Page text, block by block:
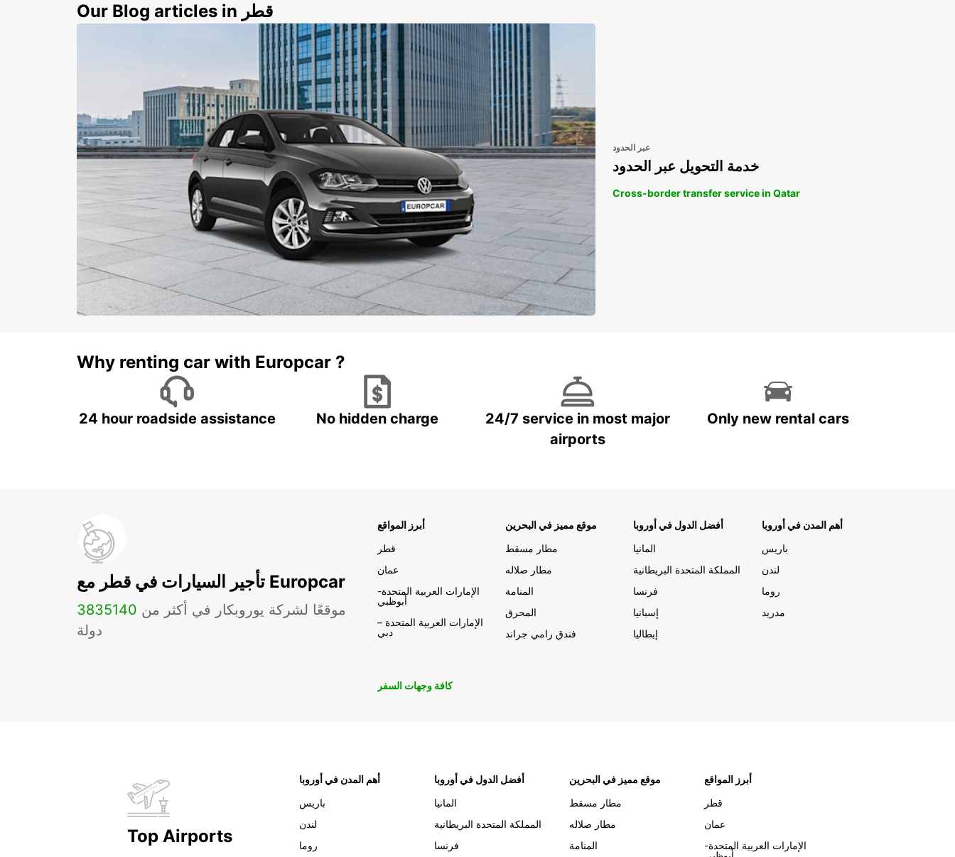
Our Blog articles in قطر
عبر الحدود
خدمة التحويل عبر الحدود
Cross-border transfer service in Qatar
Why renting car with Europcar ?
24 hour roadside assistance No hidden charge
24/7 service in most major
airports
Only new rental cars
تأجير السيارات في قطر مع Europcar
3835 موقعًا لشركة يوروبكار في أكثر من 140
دولة
أبرز المواقع
قطر
عمان
الإمارات العربية المتحدة-
أبوظبي
الإمارات العربية المتحدة –
دبي
موقع مميز في البحرين
مطار مسقط
مطار صلاله
المنامة
المحرق
فندق رامي جراند
أفضل الدول في أوروبا
المانيا
المملكة المتحدة البريطانية
فرنسا
إسبانيا
إيطاليا
أهم المدن في أوروبا
باريس
لندن
روما
مدريد
كافة وجهات السفر
Top Airports
أهم المدن في أوروبا
باريس
لندن
روما
أفضل الدول في أوروبا
المانيا
المملكة المتحدة البريطانية
فرنسا
موقع مميز في البحرين
مطار مسقط
مطار صلاله
المنامة
أبرز المواقع
قطر
عمان
الإمارات العربية المتحدة-